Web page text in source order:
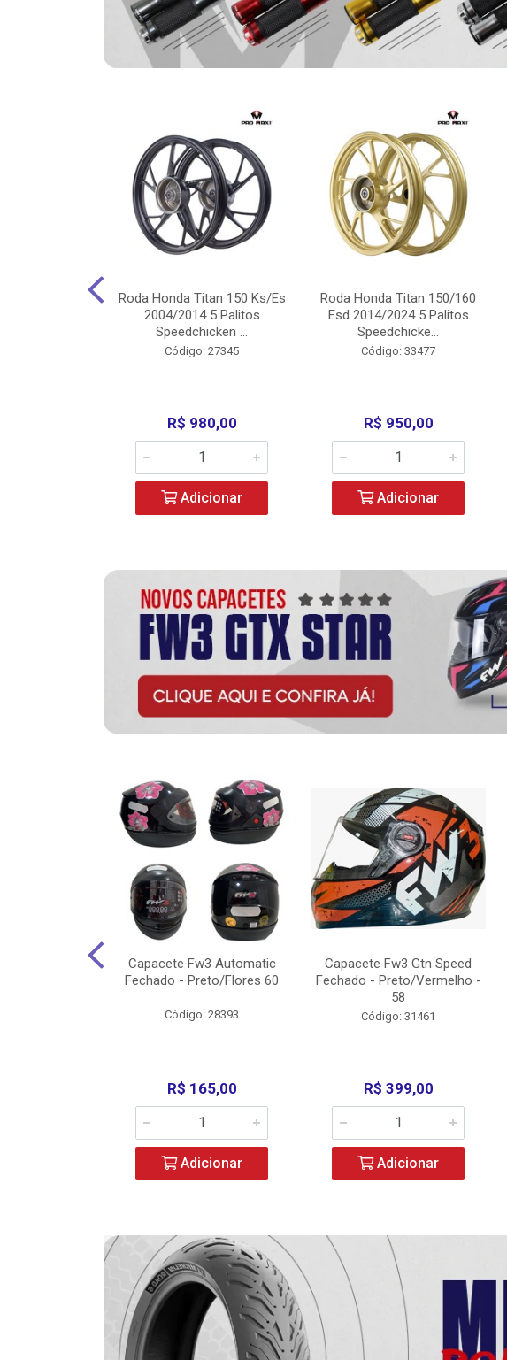
Roda Honda Titan 150 Ks/Es
2004/2014 5 Palitos
Speedchicken ...
Código: 27345
R$ 980,00
Adicionar
Roda Honda Titan 150/160
Esd 2014/2024 5 Palitos
Speedchicke...
Código: 33477
R$ 950,00
Adicionar
Capacete Fw3 Automatic
Fechado - Preto/Flores 60
Código: 28393
R$ 165,00
Adicionar
Capacete Fw3 Gtn Speed
Fechado - Preto/Vermelho -
58
Código: 31461
R$ 399,00
Adicionar